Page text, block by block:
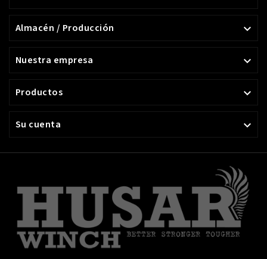
Almacén / Producción 
Nuestra empresa 
Productos 
Su cuenta 